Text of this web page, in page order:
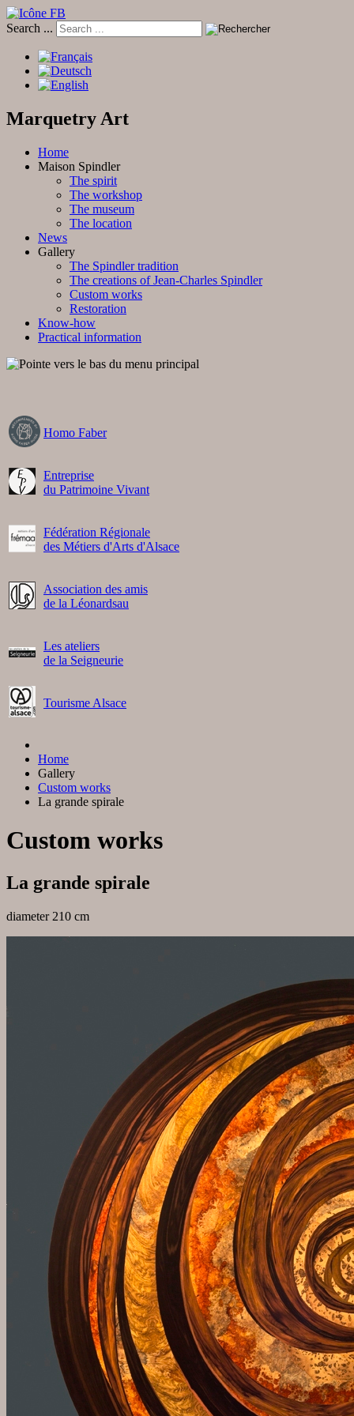
Search ...
Marquetry Art
Home
Maison Spindler
The spirit
The workshop
The museum
The location
News
Gallery
The Spindler tradition
The creations of Jean-Charles Spindler
Custom works
Restoration
Know-how
Practical information
Homo Faber
Entreprise
du Patrimoine Vivant
Fédération Régionale
des Métiers d'Arts d'Alsace
Association des amis
de la Léonardsau
Les ateliers
de la Seigneurie
Tourisme Alsace
Home
Gallery
Custom works
La grande spirale
Custom works
La grande spirale
diameter 210 cm